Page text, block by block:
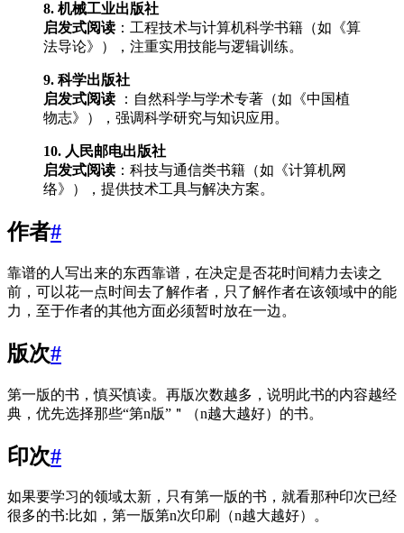
8. 机械工业出版社
启发式阅读 ：工程技术与计算机科学书籍（如《算
法导论》），注重实用技能与逻辑训练。
9. 科学出版社
启发式阅读 ：自然科学与学术专著（如《中国植
物志》），强调科学研究与知识应用。
10. 人民邮电出版社
启发式阅读 ：科技与通信类书籍（如《计算机网
络》），提供技术工具与解决方案。
作者#
靠谱的人写出来的东西靠谱，在决定是否花时间精力去读之
前，可以花一点时间去了解作者，只了解作者在该领域中的能
力，至于作者的其他方面必须暂时放在一边。
版次#
第一版的书，慎买慎读。再版次数越多，说明此书的内容越经
典，优先选择那些“第n版”＂（n越大越好）的书。
印次#
如果要学习的领域太新，只有第一版的书，就看那种印次已经
很多的书:比如，第一版第n次印刷（n越大越好）。